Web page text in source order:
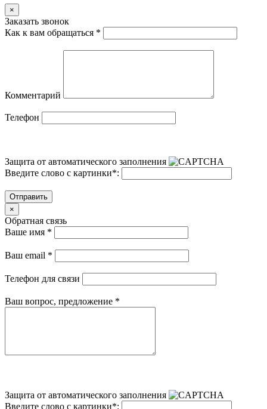
×
Заказать звонок
Как к вам обращаться *
Комментарий
Телефон
Защита от автоматического заполнения
Введите слово с картинки*:
Отправить
×
Обратная связь
Ваше имя *
Ваш email *
Телефон для связи
Ваш вопрос, предложение *
Защита от автоматического заполнения
Введите слово с картинки*: